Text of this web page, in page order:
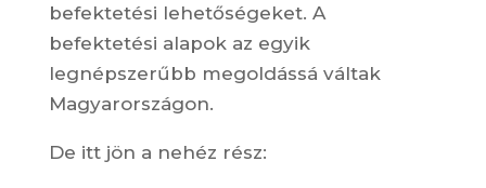
befektetési lehetőségeket. A
befektetési alapok az egyik
legnépszerűbb megoldássá váltak
Magyarországon.
De itt jön a nehéz rész: